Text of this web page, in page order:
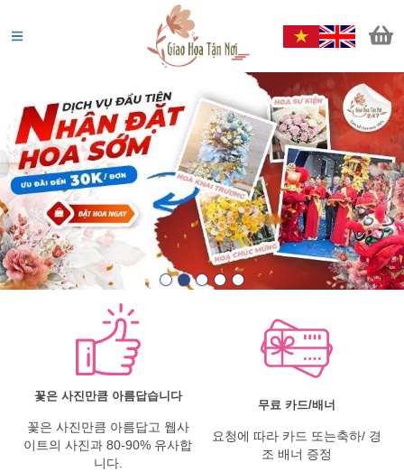
꽃은 사진만큼 아름답습니다
꽃은 사진만큼 아름답고 웹사
이트의 사진과 80-90% 유사합
니다.
무료 카드/배너
요청에 따라 카드 또는축하/ 경
조 배너 증정